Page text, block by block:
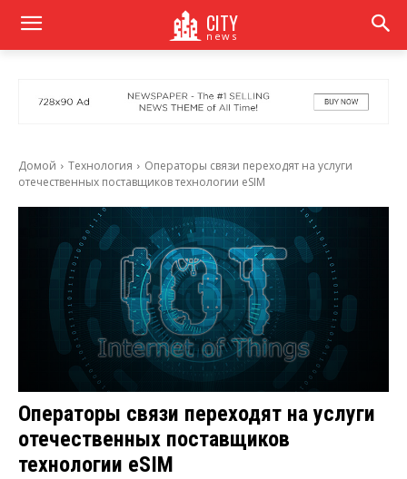
CITY
news
Домой Технология
Операторы связи переходят на услуги
отечественных поставщиков технологии eSIM
Операторы связи переходят на услуги
отечественных поставщиков
технологии eSIM